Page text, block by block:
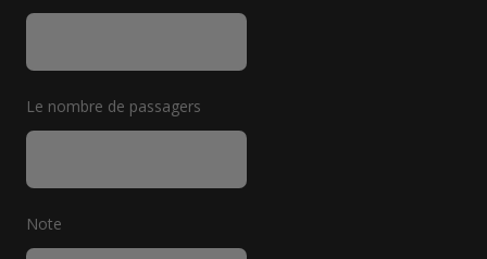
Le nombre de passagers
Note